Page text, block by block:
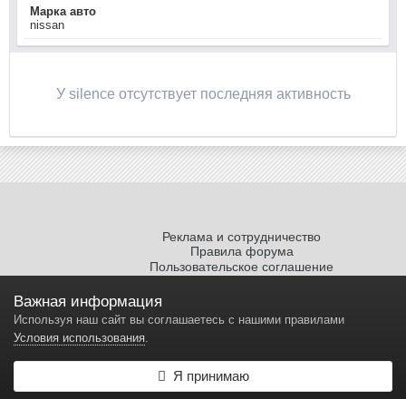
Марка авто
nissan
У silence отсутствует последняя активность
Реклама и сотрудничество
Правила форума
Пользовательское соглашение
Важная информация
Используя наш сайт вы соглашаетесь с нашими правилами
Условия использования.
Я принимаю